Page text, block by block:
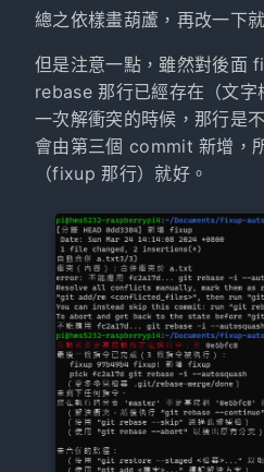
總之依樣畫葫蘆，再改一下
但是注意一點，雖然對後面
rebase 那行已經存在（文字
一次解衝突的時候，那行是
會由第三個 commit 新增，
（fixup 那行）就好。